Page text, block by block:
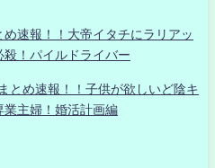
速報！！大帝イタチにラリアッ
殺！パイルドライバー
とめ速報！！子供が欲しいど陰キ
業主婦！婚活計画編